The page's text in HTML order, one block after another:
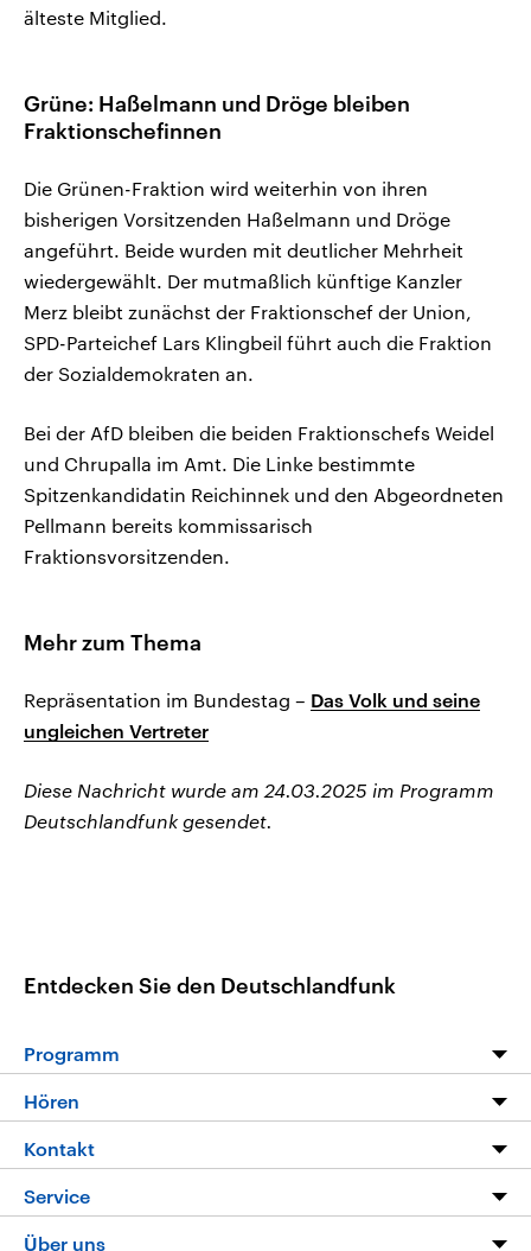
älteste Mitglied.
Grüne: Haßelmann und Dröge bleiben
Fraktionschefinnen
Die Grünen-Fraktion wird weiterhin von ihren
bisherigen Vorsitzenden Haßelmann und Dröge
angeführt. Beide wurden mit deutlicher Mehrheit
wiedergewählt. Der mutmaßlich künftige Kanzler
Merz bleibt zunächst der Fraktionschef der Union,
SPD-Parteichef Lars Klingbeil führt auch die Fraktion
der Sozialdemokraten an.
Bei der AfD bleiben die beiden Fraktionschefs Weidel
und Chrupalla im Amt. Die Linke bestimmte
Spitzenkandidatin Reichinnek und den Abgeordneten
Pellmann bereits kommissarisch
Fraktionsvorsitzenden.
Mehr zum Thema
Repräsentation im Bundestag – Das Volk und seine
ungleichen Vertreter
Diese Nachricht wurde am 24.03.2025 im Programm
Deutschlandfunk gesendet.
Entdecken Sie den Deutschlandfunk
Programm
Programm
Die Nachrichten
Nachrichtenleicht
Neue Beiträge auf dlf.de
Hören
Livestream
Podcasts
Kontakt
Hörerservice
Service
FAQ
Über uns